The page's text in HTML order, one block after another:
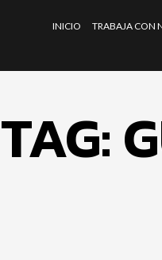
INICIO TRABAJA CON
TAG: